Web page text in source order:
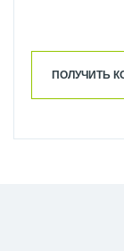
ПОЛУЧИТЬ